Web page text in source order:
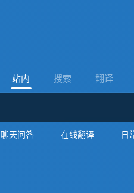
站内 搜索 翻译
聊天问答 在线翻译 日